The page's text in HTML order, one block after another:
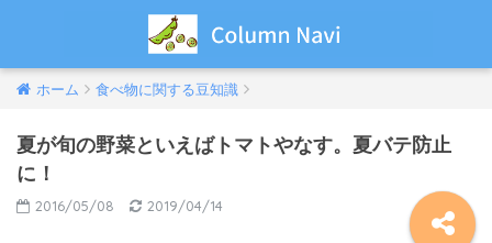
ホーム 食べ物に関する豆知識
夏が旬の野菜といえばトマトやなす。夏バテ防止
に！
2016/05/08 2019/04/14